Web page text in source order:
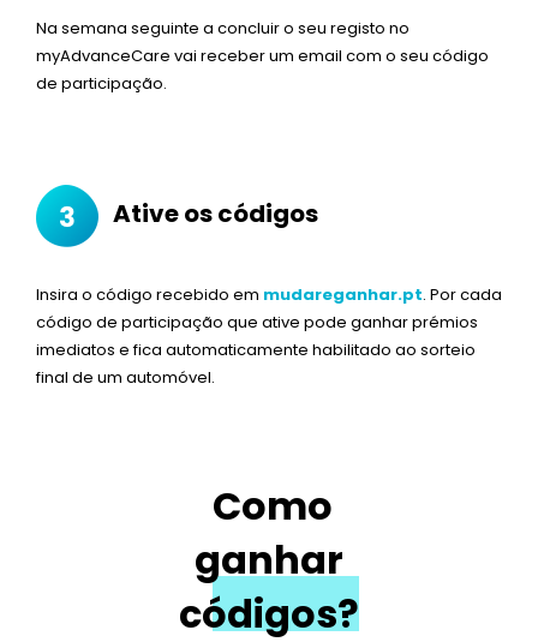
Na semana seguinte a concluir o seu registo no
myAdvanceCare vai receber um email com o seu código
de participação.
Ative os códigos
Insira o código recebido em mudareganhar.pt. Por cada
código de participação que ative pode ganhar prémios
imediatos e fica automaticamente habilitado ao sorteio
final de um automóvel.
Como
ganhar
códigos?